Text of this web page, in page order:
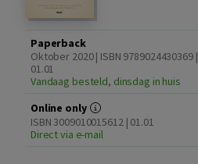
Paperback
Oktober 2020 | ISBN 9789024430369 |
01.01
Vandaag besteld, dinsdag in huis
Online only
ISBN 3009010015612 | 01.01
Direct via e-mail